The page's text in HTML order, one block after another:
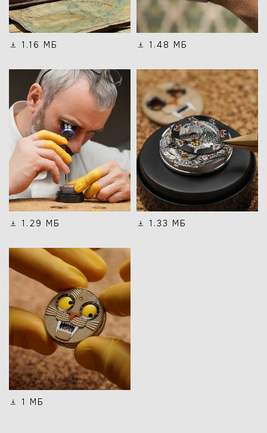
1.16 МБ 1.48 МБ
1.29 МБ 1.33 МБ
1 МБ